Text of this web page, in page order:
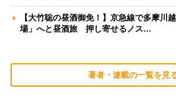
【大竹聡の昼酒御免！】京急線で多摩川
場」へと昼酒旅 押し寄せるノス…
著者・連載の一覧を見